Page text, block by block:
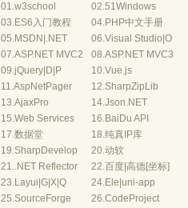
01.w3school 02.51Windows
03.ES6入门教程 04.PHP中文手册
05.MSDN .NET 06.Visual Studio O
07.ASP.NET MVC2 08.ASP.NET MVC3
09.jQuery D P 10.Vue.js
11.AspNetPager 12.SharpZipLib
13.AjaxPro 14.Json.NET
15.Web Services 16.BaiDu API
17.数据堂 18.纯真IP库
19.SharpDevelop 20.动软
21..NET Reflector 22.百度 高德[坐标]
23.Layui G X Q 24.Ele uni-app
25.SourceForge 26.CodeProject